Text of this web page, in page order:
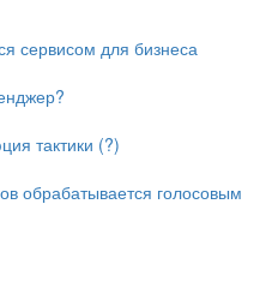
сервисом для бизнеса
тактики (?)
обрабатывается голосовым